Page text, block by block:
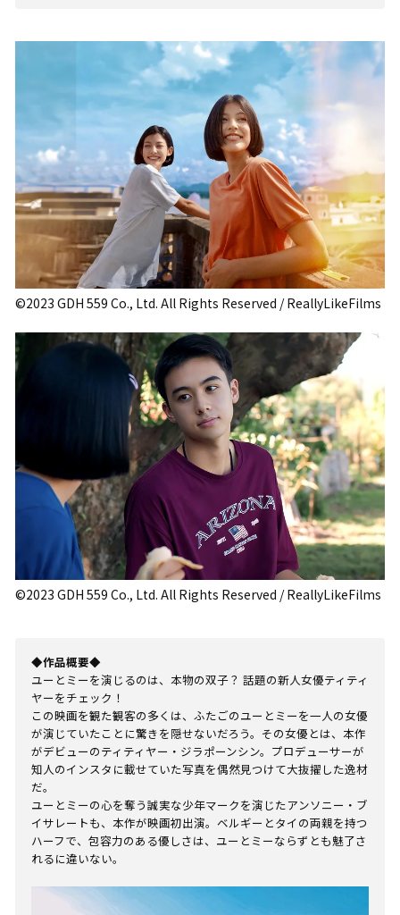
©2023 GDH 559 Co., Ltd. All Rights Reserved / ReallyLikeFilms
©2023 GDH 559 Co., Ltd. All Rights Reserved / ReallyLikeFilms
◆作品概要◆
ユーとミーを演じるのは、本物の双子？ 話題の新人女優ティティ
ヤーをチェック！
この映画を観た観客の多くは、ふたごのユーとミーを一人の女優
が演じていたことに驚きを隠せないだろう。その女優とは、本作
がデビューのティティヤー・ジラポーンシン。プロデューサーが
知人のインスタに載せていた写真を偶然見つけて大抜擢した逸材
だ。
ユーとミーの心を奪う誠実な少年マークを演じたアンソニー・ブ
イサレートも、本作が映画初出演。ベルギーとタイの両親を持つ
ハーフで、包容力のある優しさは、ユーとミーならずとも魅了さ
れるに違いない。